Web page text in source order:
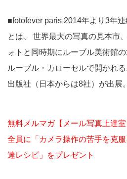
■fotofever paris 2014年より3年
とは、 世界最大の写真の見本市
ォトと同時期にルーブル美術館
ルーブル・カローセルで開かれ
出版社（日本からは8社）が出展。
無料メルマガ【メール写真上達
全員に「カメラ操作の苦手を克
達レシピ」をプレゼント